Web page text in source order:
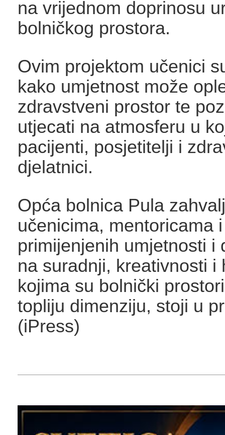
na vrijednom doprinosu
bolničkog prostora.
Ovim projektom učenici
kako umjetnost može
zdravstveni prostor te
utjecati na atmosferu u
pacijenti, posjetitelji i
djelatnici.
Opća bolnica Pula
učenicima, mentoricama
primijenjenih umjetnosti i
na suradnji, kreativnosti i
kojima su bolnički
topliju dimenziju, stoji u
(iPress)